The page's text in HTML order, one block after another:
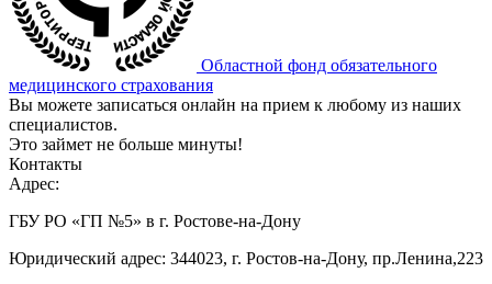
Областной фонд обязательного
медицинского страхования
Вы можете записаться онлайн на прием к любому из наших
специалистов.
Это займет не больше минуты!
Контакты
Адрес:
ГБУ РО «ГП №5» в г. Ростове-на-Дону
Юридический адрес: 344023, г. Ростов-на-Дону, пр.Ленина,223